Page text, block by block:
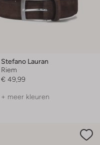
Stefano Lauran
Riem
€ 49,99
+ meer kleuren